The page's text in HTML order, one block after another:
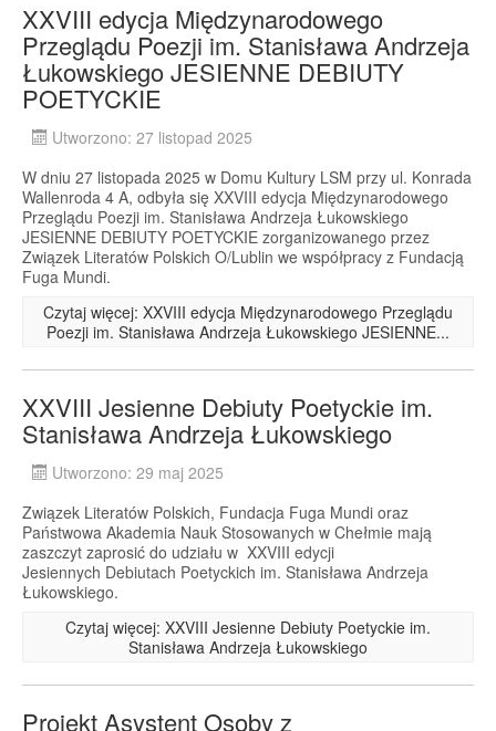
XXVIII edycja Międzynarodowego
Przeglądu Poezji im. Stanisława Andrzeja
Łukowskiego JESIENNE DEBIUTY
POETYCKIE
Utworzono: 27 listopad 2025
W dniu 27 listopada 2025 w Domu Kultury LSM przy ul. Konrada
Wallenroda 4 A, odbyła się XXVIII edycja Międzynarodowego
Przeglądu Poezji im. Stanisława Andrzeja Łukowskiego
JESIENNE DEBIUTY POETYCKIE zorganizowanego przez
Związek Literatów Polskich O/Lublin we współpracy z Fundacją
Fuga Mundi.
Czytaj więcej: XXVIII edycja Międzynarodowego Przeglądu
Poezji im. Stanisława Andrzeja Łukowskiego JESIENNE...
XXVIII Jesienne Debiuty Poetyckie im.
Stanisława Andrzeja Łukowskiego
Utworzono: 29 maj 2025
Związek Literatów Polskich, Fundacja Fuga Mundi oraz
Państwowa Akademia Nauk Stosowanych w Chełmie mają
zaszczyt zaprosić do udziału w XXVIII edycji
Jesiennych Debiutach Poetyckich im. Stanisława Andrzeja
Łukowskiego.
Czytaj więcej: XXVIII Jesienne Debiuty Poetyckie im.
Stanisława Andrzeja Łukowskiego
Projekt Asystent Osoby z